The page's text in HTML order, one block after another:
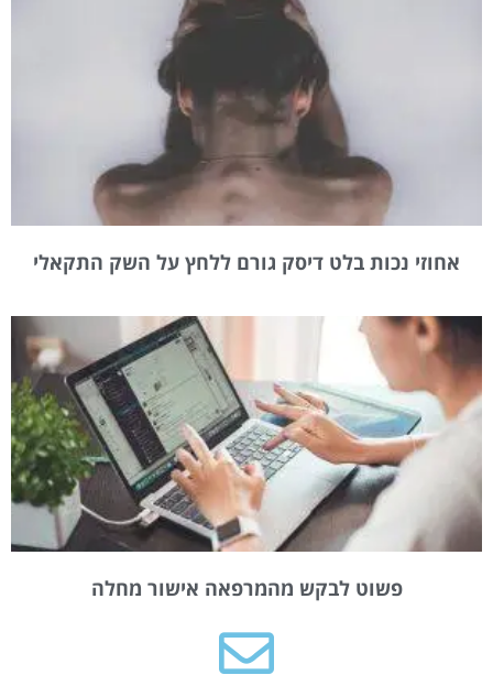
אחוזי נכות בלט דיסק גורם ללחץ על השק התקאלי
פשוט לבקש מהמרפאה אישור מחלה